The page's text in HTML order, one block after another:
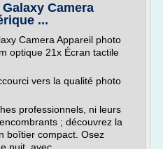
Camera
...
Camera Appareil photo
optique 21x Écran tactile
vers la qualité photo
professionnels, ni leurs
; découvrez la
boîtier compact. Osez